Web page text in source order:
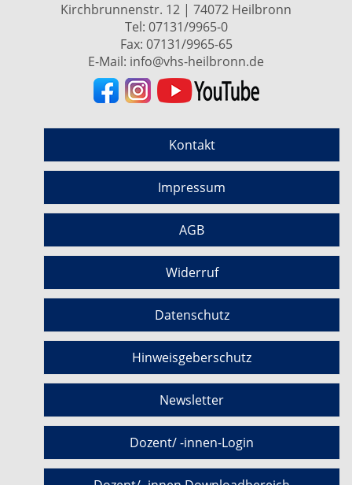
Kirchbrunnenstr. 12 | 74072 Heilbronn
Tel: 07131/9965-0
Fax: 07131/9965-65
E-Mail: info@vhs-heilbronn.de
Kontakt
Impressum
AGB
Widerruf
Datenschutz
Hinweisgeberschutz
Newsletter
Dozent/ -innen-Login